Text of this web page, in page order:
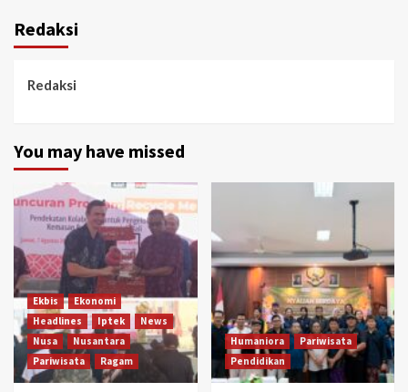
Redaksi
Redaksi
You may have missed
Ekbis
Ekonomi
Headlines
Iptek
News
Nusa
Nusantara
Pariwisata
Ragam
Humaniora
Pariwisata
Pendidikan